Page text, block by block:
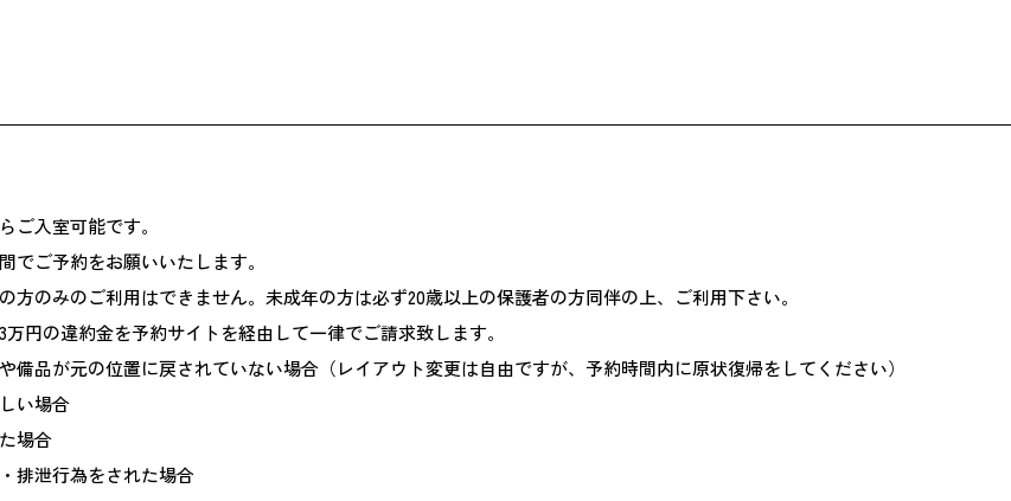
ご入室可能です。
でご予約をお願いいたします。
方のみのご利用はできません。未成年の方は必ず20歳以上の保護者の方同伴の上、ご利用下さい。
万円の違約金を予約サイトを経由して一律でご請求致します。
備品が元の位置に戻されていない場合（レイアウト変更は自由ですが、予約時間内に原状復帰をしてください）
い場合
場合
排泄行為をされた場合